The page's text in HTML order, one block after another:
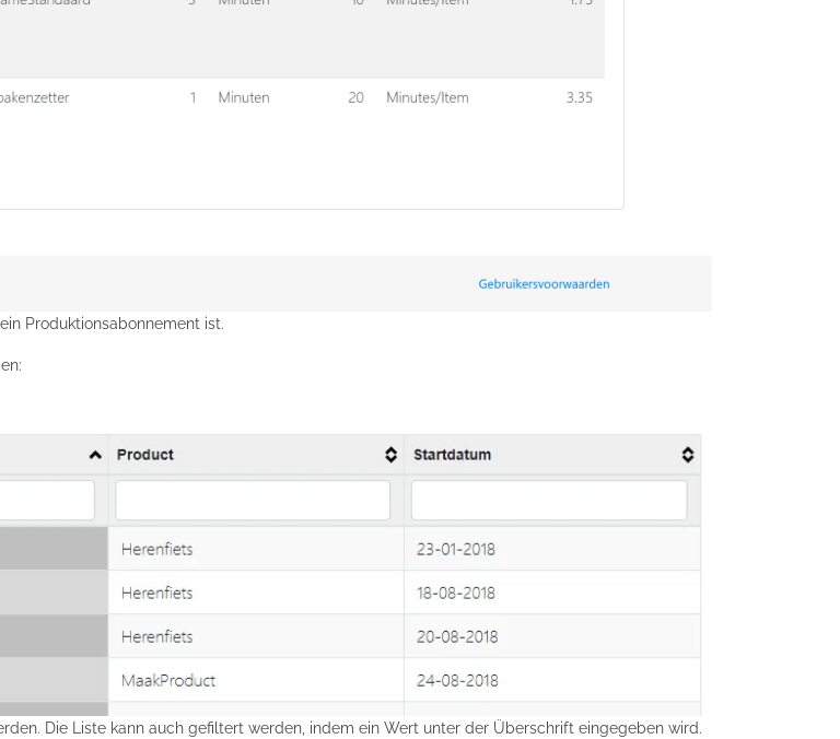
Produktionsabonnement ist.
Die Liste kann auch gefiltert werden, indem ein Wert unter der Überschrift eingegeben wird.